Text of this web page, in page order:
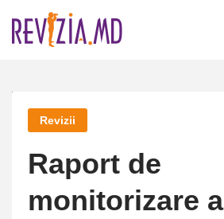
Revizii
Raport de
monitorizare a